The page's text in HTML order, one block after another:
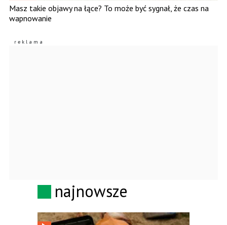
Masz takie objawy na łące? To może być sygnał, że czas na
wapnowanie
najnowsze